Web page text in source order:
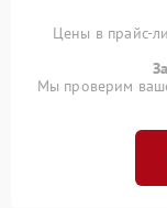
Цены в прайс-
Мы проверим